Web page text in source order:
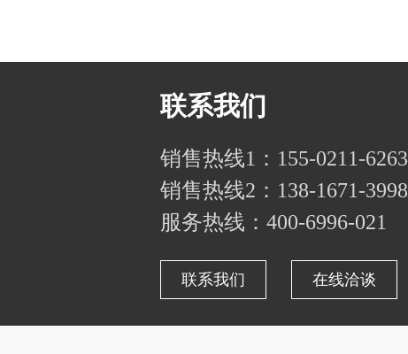
联系我们
销售热线1：155-0211-6263
销售热线2：138-1671-3998
服务热线：400-6996-021
联系我们 在线洽谈